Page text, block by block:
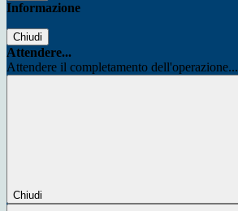
Informazione
Chiudi
Attendere...
Attendere il completamento dell'operazione...
Chiudi